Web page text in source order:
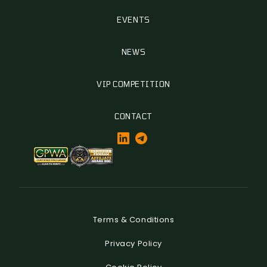
EVENTS
NEWS
VIP COMPETITION
CONTACT
Terms & Conditions
Privacy Policy